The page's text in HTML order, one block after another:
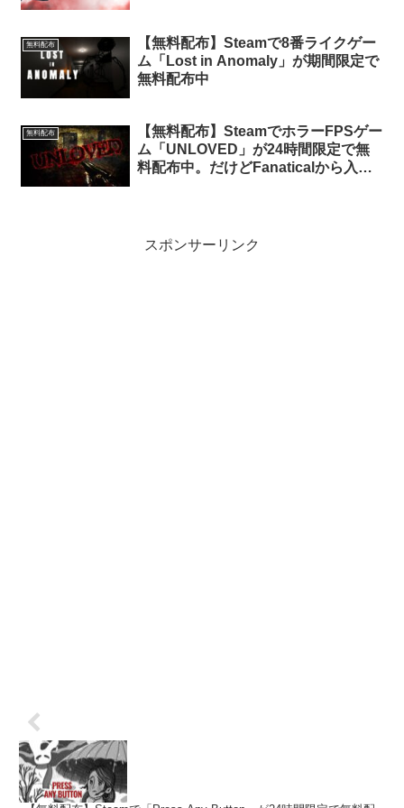
無料配布
【無料配布】Steamで8番ライクゲー
ム「Lost in Anomaly」が期間限定で
無料配布中
無料配布
【無料配布】SteamでホラーFPSゲー
ム「UNLOVED」が24時間限定で無
料配布中。だけどFanaticalから入手
スポンサーリンク